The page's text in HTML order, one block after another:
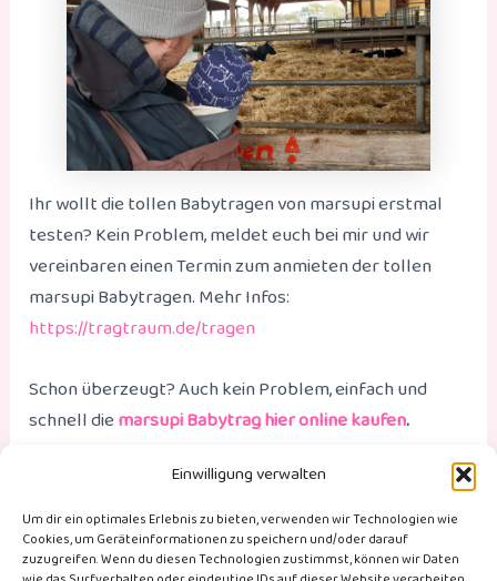
Einwilligung verwalten
Um dir ein optimales Erlebnis zu bieten, verwenden wir Technologien wie
Cookies, um Geräteinformationen zu speichern und/oder darauf
zuzugreifen. Wenn du diesen Technologien zustimmst, können wir Daten
Ihr wollt die tollen Babytragen von marsupi erstmal
testen? Kein Problem, meldet euch bei mir und wir
vereinbaren einen Termin zum anmieten der tollen
marsupi Babytragen. Mehr Infos:
https://tragtraum.de/tragen
Schon überzeugt? Auch kein Problem, einfach und
schnell diemarsupi Babytrag hier online kaufen.